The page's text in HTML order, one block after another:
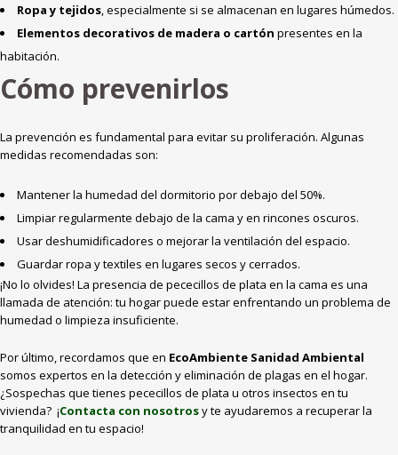
Ropa y tejidos, especialmente si se almacenan en lugares húmedos.
Elementos decorativos de madera o cartón presentes en la
habitación.
Cómo prevenirlos
La prevención es fundamental para evitar su proliferación. Algunas
medidas recomendadas son:
Mantener la humedad del dormitorio por debajo del 50%.
Limpiar regularmente debajo de la cama y en rincones oscuros.
Usar deshumidificadores o mejorar la ventilación del espacio.
Guardar ropa y textiles en lugares secos y cerrados.
¡No lo olvides! La presencia de pececillos de plata en la cama es una
llamada de atención: tu hogar puede estar enfrentando un problema de
humedad o limpieza insuficiente.
Por último, recordamos que en EcoAmbiente Sanidad Ambiental
somos expertos en la detección y eliminación de plagas en el hogar.
¿Sospechas que tienes pececillos de plata u otros insectos en tu
vivienda? ¡Contacta con nosotrosy te ayudaremos a recuperar la
tranquilidad en tu espacio!